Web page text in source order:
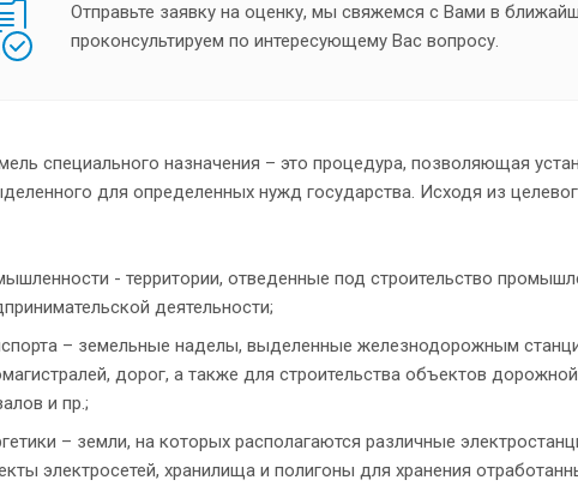
Отправьте заявку на оценку, мы свяжемся с Вами в
проконсультируем по интересующему Вас вопросу.
специального назначения – это процедура, позволяющая
для определенных нужд государства. Исходя из
- территории, отведенные под строительство
деятельности;
– земельные наделы, выделенные железнодорожным
дорог, а также для строительства объектов
и пр.;
– земли, на которых располагаются различные
электросетей, хранилища и полигоны для хранения